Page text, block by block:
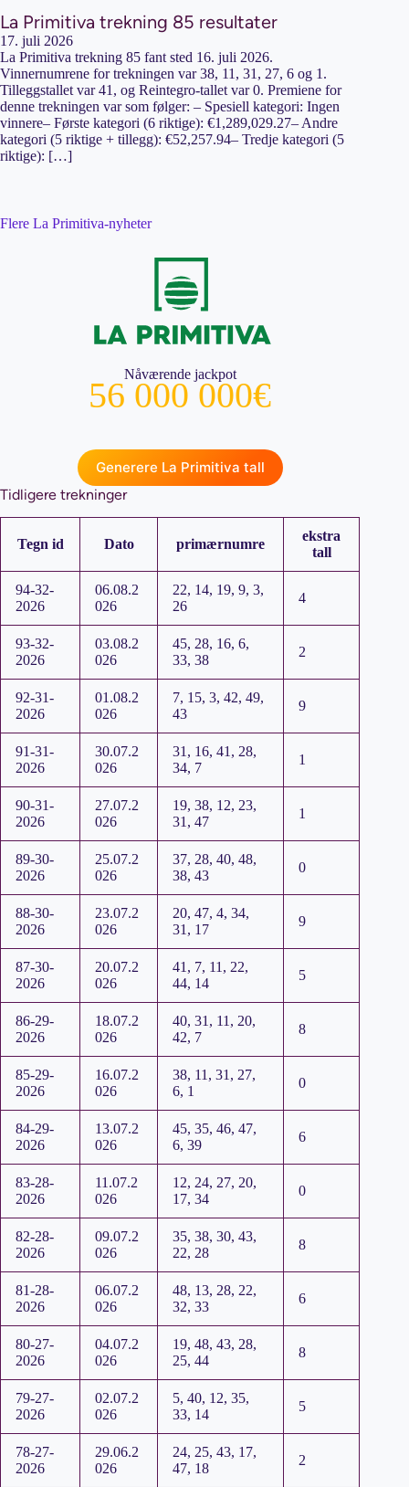
La Primitiva trekning 85 resultater
17. juli 2026
La Primitiva trekning 85 fant sted 16. juli 2026.
Vinnernumrene for trekningen var 38, 11, 31, 27, 6 og 1.
Tilleggstallet var 41, og Reintegro-tallet var 0. Premiene for
denne trekningen var som følger: – Spesiell kategori: Ingen
vinnere– Første kategori (6 riktige): €1,289,029.27– Andre
kategori (5 riktige + tillegg): €52,257.94– Tredje kategori (5
riktige): […]
Flere La Primitiva-nyheter
Nåværende jackpot
56 000 000€
Generere La Primitiva tall
Tidligere trekninger
Tegn id Dato primærnumre
ekstra
tall
94-32-
2026
06.08.2
026
22, 14, 19, 9, 3,
26
4
93-32-
2026
03.08.2
026
45, 28, 16, 6,
33, 38
2
92-31-
2026
01.08.2
026
7, 15, 3, 42, 49,
43
9
91-31-
2026
30.07.2
026
31, 16, 41, 28,
34, 7
1
90-31-
2026
27.07.2
026
19, 38, 12, 23,
31, 47
1
89-30-
2026
25.07.2
026
37, 28, 40, 48,
38, 43
0
88-30-
2026
23.07.2
026
20, 47, 4, 34,
31, 17
9
87-30-
2026
20.07.2
026
41, 7, 11, 22,
44, 14
5
86-29-
2026
18.07.2
026
40, 31, 11, 20,
42, 7
8
85-29-
2026
16.07.2
026
38, 11, 31, 27,
6, 1
0
84-29-
2026
13.07.2
026
45, 35, 46, 47,
6, 39
6
83-28-
2026
11.07.2
026
12, 24, 27, 20,
17, 34
0
82-28-
2026
09.07.2
026
35, 38, 30, 43,
22, 28
8
81-28-
2026
06.07.2
026
48, 13, 28, 22,
32, 33
6
80-27-
2026
04.07.2
026
19, 48, 43, 28,
25, 44
8
79-27-
2026
02.07.2
026
5, 40, 12, 35,
33, 14
5
78-27-
2026
29.06.2
026
24, 25, 43, 17,
47, 18
2